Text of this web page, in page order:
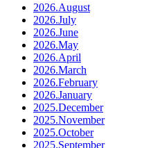
2026.August
2026.July
2026.June
2026.May
2026.April
2026.March
2026.February
2026.January
2025.December
2025.November
2025.October
2025.September